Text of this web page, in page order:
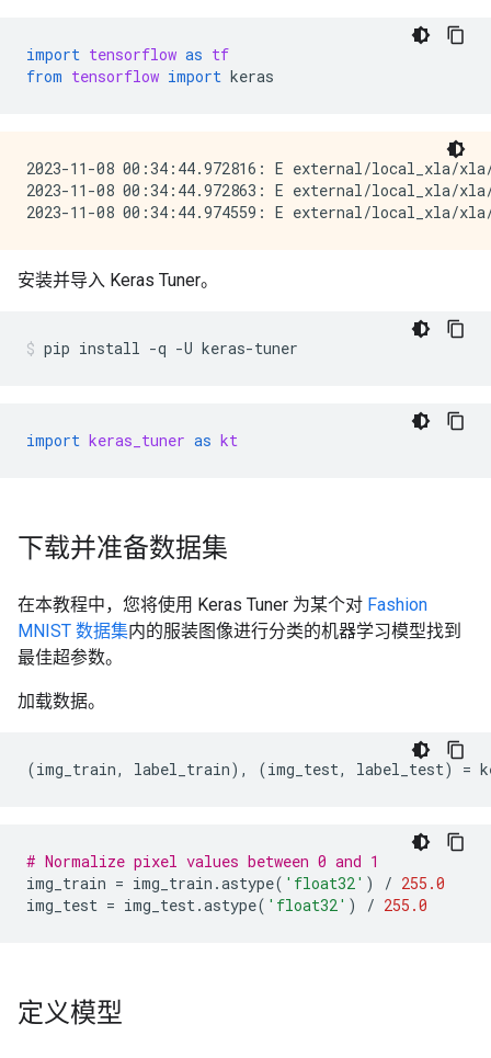
import tensorflow as tf
from tensorflow import keras
2023-11-08 00:34:44.972816: E external/local_xla/
2023-11-08 00:34:44.972863: E external/local_xla/
安装并导入 Keras Tuner。
pip install -q -U keras-tuner
import keras_tuner as kt
下载并准备数据集
在本教程中，您将使用 Keras Tuner 为某个对 Fashion
MNIST 数据集内的服装图像进行分类的机器学习模型找到
最佳超参数。
加载数据。
(img_train, label_train), (img_test, label_test) =
# Normalize pixel values between 0 and 1
img_train = img_train .astype( 'float32' ) / 255.0
img_test = img_test.astype( 'float32' ) / 255.0
定义模型